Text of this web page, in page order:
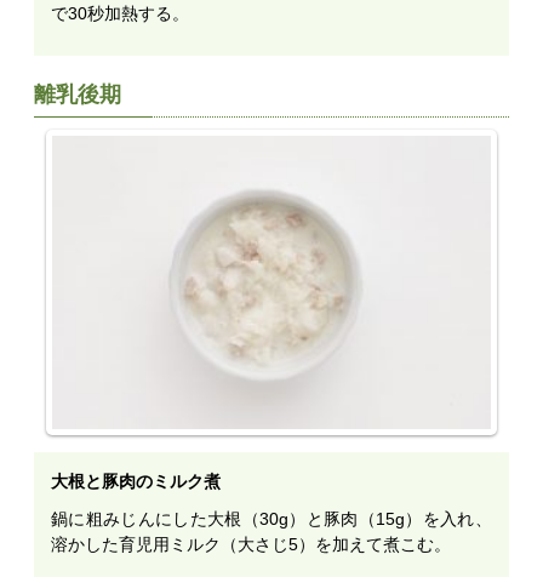
で30秒加熱する。
離乳後期
大根と豚肉のミルク煮
鍋に粗みじんにした大根（30g）と豚肉（15g）を入れ、
溶かした育児用ミルク（大さじ5）を加えて煮こむ。